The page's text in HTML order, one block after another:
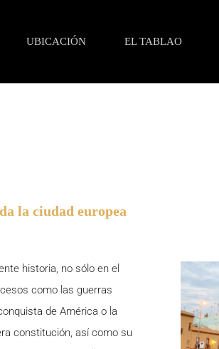
UBICACIÓN EL TABLAO
la ciudad europea
historia, no sólo en el
como las guerras
de América o la
constitución, así como su